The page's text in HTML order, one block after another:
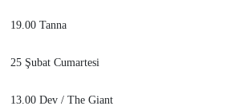
19.00 Tanna
25 Şubat Cumartesi
13.00 Dev / The Giant